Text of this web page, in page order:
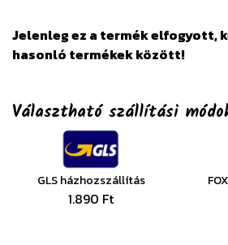
Jelenleg ez a termék elfogyott,
hasonló termékek között!
Választható szállítási
GLS házhozszállítás
1.890 Ft